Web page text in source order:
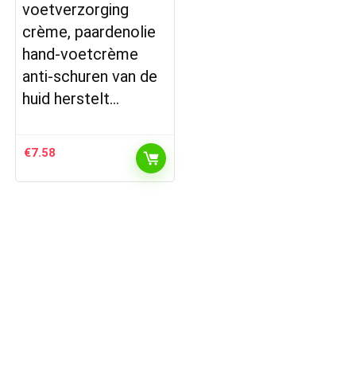
voetverzorging
crème, paardenolie
hand-voetcrème
anti-schuren van de
huid herstelt…
€7.58